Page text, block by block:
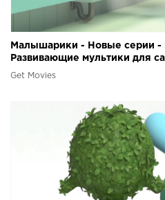
Малышарики - Новые серии
Развивающие мультики для
Get Movies